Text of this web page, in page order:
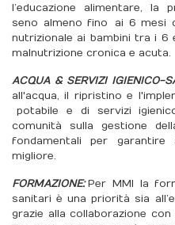
l’educazione alimentare, la
seno almeno fino ai 6 mesi
nutrizionale ai bambini tra i
malnutrizione cronica e acuta.
ACQUA & SERVIZI IGIENICO-
all'acqua, il ripristino e
potabile e di servizi
comunità sulla gestione
fondamentali per
migliore.
FORMAZIONE:Per MMI la
sanitari è una priorità sia
grazie alla collaborazione